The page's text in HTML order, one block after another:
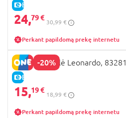
E-KAINA
24,79 €
30,99 €
Perkant papildomą prekę internetu
-20%
E-KAINA
TMNT figūrėlė Leonardo, 83281
15,19 €
18,99 €
Perkant papildomą prekę internetu